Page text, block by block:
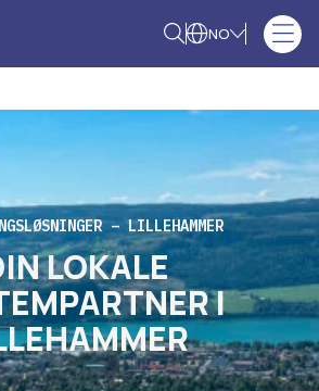
NO
– LILLEHAMMER
LOKALE
I